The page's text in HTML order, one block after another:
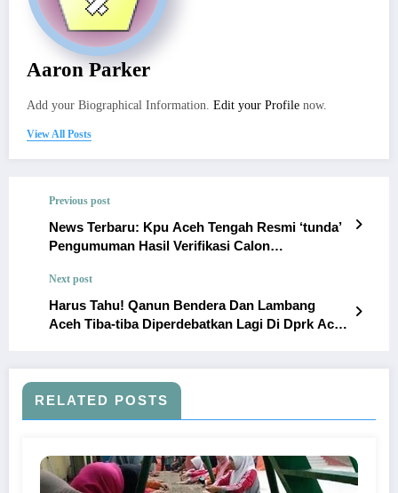
Aaron Parker
Add your Biographical Information. Edit your Profile now.
View All Posts
Previous post
News Terbaru: Kpu Aceh Tengah Resmi ‘tunda’
Pengumuman Hasil Verifikasi Calon
Next post
Harus Tahu! Qanun Bendera Dan Lambang
Aceh Tiba-tiba Diperdebatkan Lagi Di Dprk Aceh
RELATED POSTS